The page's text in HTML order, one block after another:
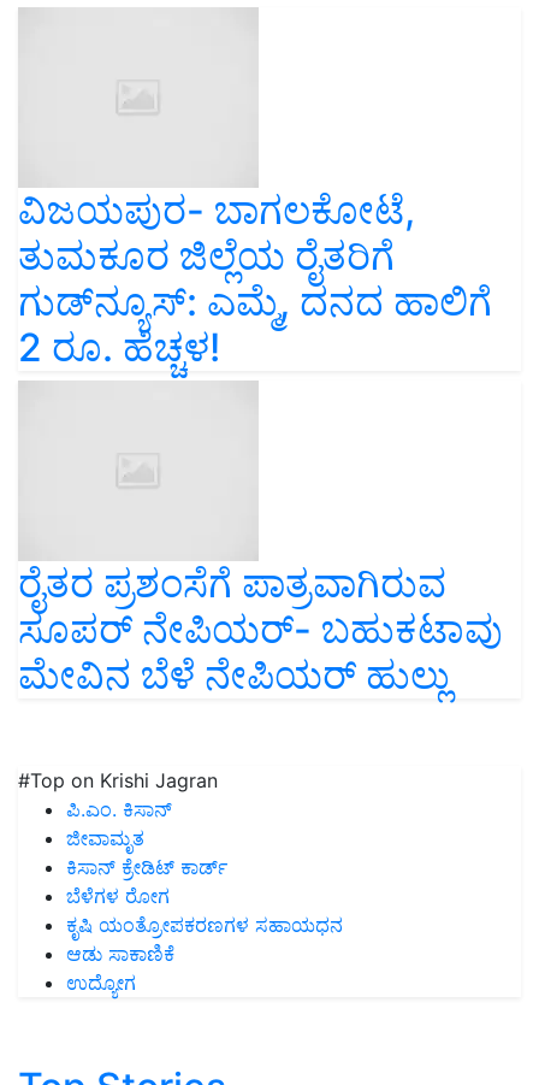
ವಿಜಯಪುರ- ಬಾಗಲಕೋಟೆ,
ತುಮಕೂರ ಜಿಲ್ಲೆಯ ರೈತರಿಗೆ
ಗುಡ್‌ನ್ಯೂಸ್‌: ಎಮ್ಮೆ, ದನದ ಹಾಲಿಗೆ
2 ರೂ. ಹೆಚ್ಚಳ!
ರೈತರ ಪ್ರಶಂಸೆಗೆ ಪಾತ್ರವಾಗಿರುವ
ಸೂಪರ್ ನೇಪಿಯರ್- ಬಹುಕಟಾವು
ಮೇವಿನ ಬೆಳೆ ನೇಪಿಯರ್ ಹುಲ್ಲು
#Top on Krishi Jagran
ಪಿ.ಎಂ. ಕಿಸಾನ್
ಜೀವಾಮೃತ
ಕಿಸಾನ್ ಕ್ರೇಡಿಟ್ ಕಾರ್ಡ್
ಬೆಳೆಗಳ ರೋಗ
ಕೃಷಿ ಯಂತ್ರೋಪಕರಣಗಳ ಸಹಾಯಧನ
ಆಡು ಸಾಕಾಣಿಕೆ
ಉದ್ಯೋಗ